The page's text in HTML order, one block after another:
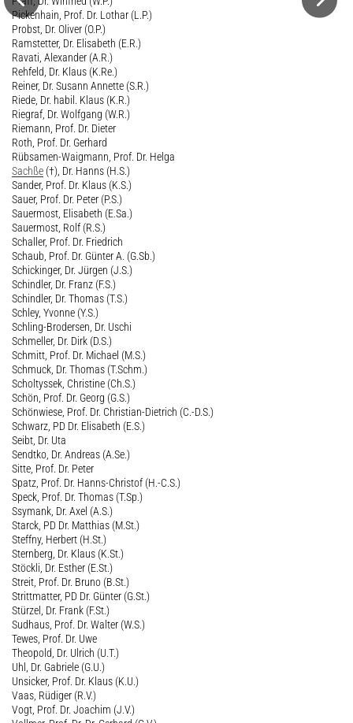
Pickenhain, Prof. Dr. Lothar (L.P.)
Probst, Dr. Oliver (O.P.)
Ramstetter, Dr. Elisabeth (E.R.)
Ravati, Alexander (A.R.)
Rehfeld, Dr. Klaus (K.Re.)
Reiner, Dr. Susann Annette (S.R.)
Riede, Dr. habil. Klaus (K.R.)
Riegraf, Dr. Wolfgang (W.R.)
Riemann, Prof. Dr. Dieter
Roth, Prof. Dr. Gerhard
Rübsamen-Waigmann, Prof. Dr. Helga
Sachße (†), Dr. Hanns (H.S.)
Sander, Prof. Dr. Klaus (K.S.)
Sauer, Prof. Dr. Peter (P.S.)
Sauermost, Elisabeth (E.Sa.)
Sauermost, Rolf (R.S.)
Schaller, Prof. Dr. Friedrich
Schaub, Prof. Dr. Günter A. (G.Sb.)
Schickinger, Dr. Jürgen (J.S.)
Schindler, Dr. Franz (F.S.)
Schindler, Dr. Thomas (T.S.)
Schley, Yvonne (Y.S.)
Schling-Brodersen, Dr. Uschi
Schmeller, Dr. Dirk (D.S.)
Schmitt, Prof. Dr. Michael (M.S.)
Schmuck, Dr. Thomas (T.Schm.)
Scholtyssek, Christine (Ch.S.)
Schön, Prof. Dr. Georg (G.S.)
Schönwiese, Prof. Dr. Christian-Dietrich (C.-D.S.)
Schwarz, PD Dr. Elisabeth (E.S.)
Seibt, Dr. Uta
Sendtko, Dr. Andreas (A.Se.)
Sitte, Prof. Dr. Peter
Spatz, Prof. Dr. Hanns-Christof (H.-C.S.)
Speck, Prof. Dr. Thomas (T.Sp.)
Ssymank, Dr. Axel (A.S.)
Starck, PD Dr. Matthias (M.St.)
Steffny, Herbert (H.St.)
Sternberg, Dr. Klaus (K.St.)
Stöckli, Dr. Esther (E.St.)
Streit, Prof. Dr. Bruno (B.St.)
Strittmatter, PD Dr. Günter (G.St.)
Stürzel, Dr. Frank (F.St.)
Sudhaus, Prof. Dr. Walter (W.S.)
Tewes, Prof. Dr. Uwe
Theopold, Dr. Ulrich (U.T.)
Uhl, Dr. Gabriele (G.U.)
Unsicker, Prof. Dr. Klaus (K.U.)
Vaas, Rüdiger (R.V.)
Vogt, Prof. Dr. Joachim (J.V.)